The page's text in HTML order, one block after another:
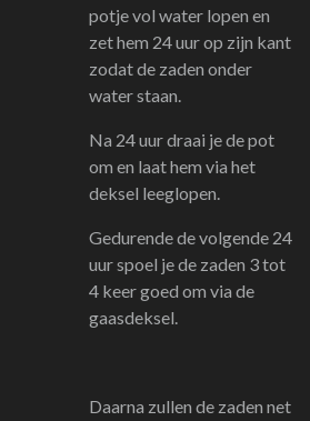
potje vol water lopen en
zet hem 24 uur op zijn kant
zodat de zaden onder
water staan.
Na 24 uur draai je de pot
om en laat hem via het
deksel leeglopen.
Gedurende de volgende 24
uur spoel je de zaden 3 tot
4 keer goed om via de
gaasdeksel.
Daarna zullen de zaden net